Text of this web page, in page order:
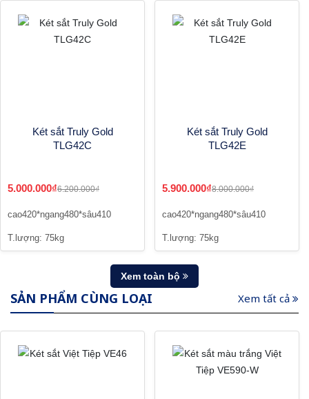
Két sắt Truly Gold
TLG42C
5.000.000₫6.200.000₫
cao420*ngang480*sâu410
T.lượng: 75kg
Két sắt Truly Gold
TLG42E
5.900.000₫8.000.000₫
cao420*ngang480*sâu410
T.lượng: 75kg
Xem toàn bộ
SẢN PHẨM CÙNG LOẠI Xem tất cả